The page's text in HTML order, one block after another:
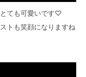
ても可愛いです♡
トも笑顔になりますね